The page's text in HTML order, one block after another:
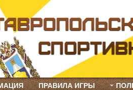
ПРАВИЛА ИГРЫ